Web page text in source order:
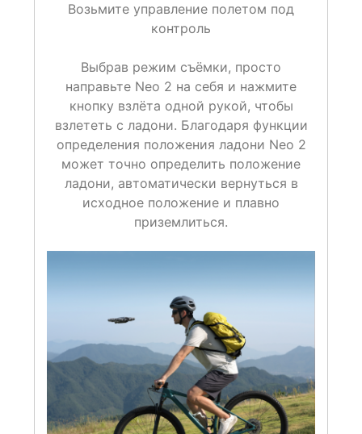
Возьмите управление полетом под
контроль
Выбрав режим съёмки, просто
направьте Neo 2 на себя и нажмите
кнопку взлёта одной рукой, чтобы
взлететь с ладони. Благодаря функции
определения положения ладони Neo 2
может точно определить положение
ладони, автоматически вернуться в
исходное положение и плавно
приземлиться.